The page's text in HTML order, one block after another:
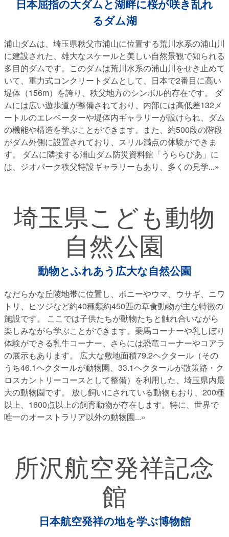
日本屈指の大ダムと湖畔に桜が咲き乱れ
るダム湖
浦山ダムは、埼玉県秩父市浦山に位置する荒川水系の浦山川
に建設された、雄大なスケールと美しい自然景観で知られる
多目的ダムです。このダムは荒川水系の浦山川をせき止めて
いて、重力式コンクリートダムとして、日本で2番目に高い
堤体（156m）を誇り、秩父地方のシンボル的存在です。 ダ
ムには広い遊歩道が整備されており、内部には高低差132メ
ートルのエレベーターや堤体内ギャラリーが設けられ、ダム
の機能や構造を学ぶことができます。また、約500段の階段
がダム外側に設置されており、スリル満点の体験ができま
す。 ダムに隣接する浦山ダム防災資料館「うららぴあ」に
は、ジオパーク秩父特設ギャラリーもあり、多くの見学...»
埼玉県こども動物
自然公園
動物とふれあう広大な自然公園
なだらかな丘陵地帯に位置し、ポニーやウマ、ウサギ、ニワ
トリ、ヒツジなど約40種類約450匹の草食動物が主な特徴の
施設です。 ここでは子供たちが動物たちと触れ合いながら
楽しみながら学ぶことができます。乗馬コーナーや乳しぼり
体験ができる乳牛コーナー、さらには恐竜コーナーやコアラ
の展示もあります。 広大な敷地面積79.2ヘクタール（その
うち46.1ヘクタールが動物園、33.1ヘクタールが散策路・ク
ロスカントリーコースとして整備）を利用した、埼玉県内最
大の動物園です。 放し飼いにされている動物もおり、200種
以上、1600点以上の飼育動物が存在します。特に、世界で
唯一のオーストラリア以外の動物園...»
所沢航空発祥記念
館
日本航空発祥の地を学ぶ博物館